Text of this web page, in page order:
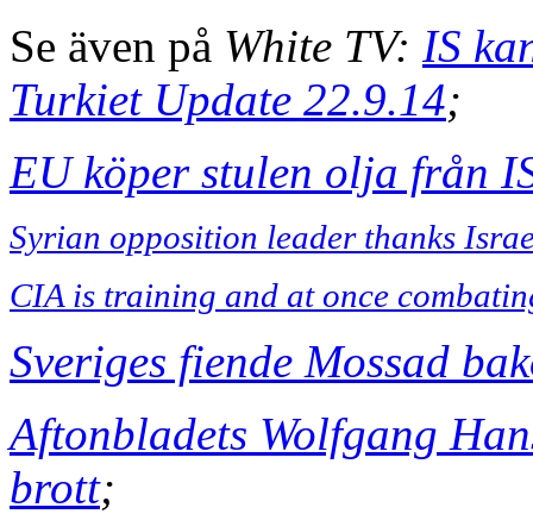
Se även på White TV: IS
Turkiet Update 22.9.14;
EU köper stulen olja från
Syrian opposition leader thanks
CIA is training and at once
Sveriges fiende Mossad
Aftonbladets Wolfgang
brott;